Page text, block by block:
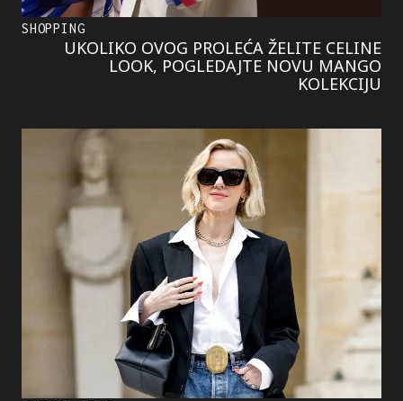
SHOPPING
UKOLIKO OVOG PROLEĆA ŽELITE CELINE
LOOK, POGLEDAJTE NOVU MANGO
KOLEKCIJU